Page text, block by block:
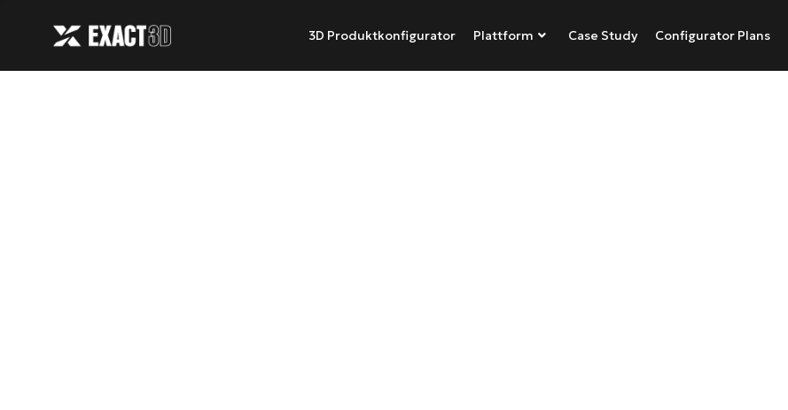
3D Produktkonfigurator Plattform Case Study Configurator Plans